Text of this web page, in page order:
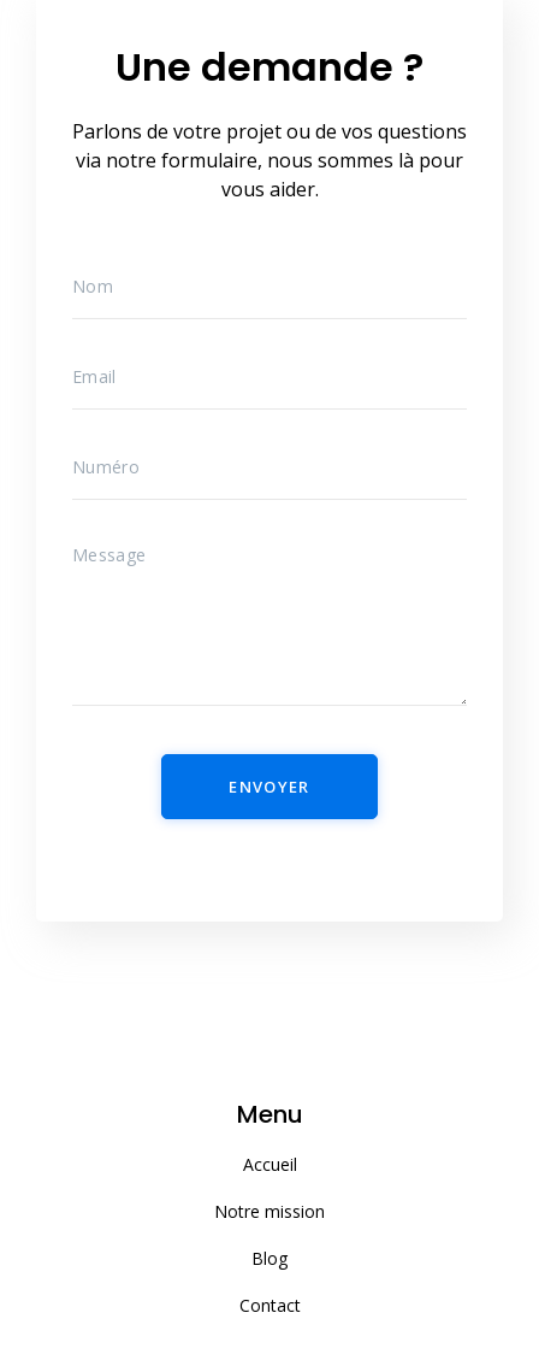
Une demande ?
Parlons de votre projet ou de vos questions
via notre formulaire, nous sommes là pour
vous aider.
ENVOYER
Menu
Accueil
Notre mission
Blog
Contact